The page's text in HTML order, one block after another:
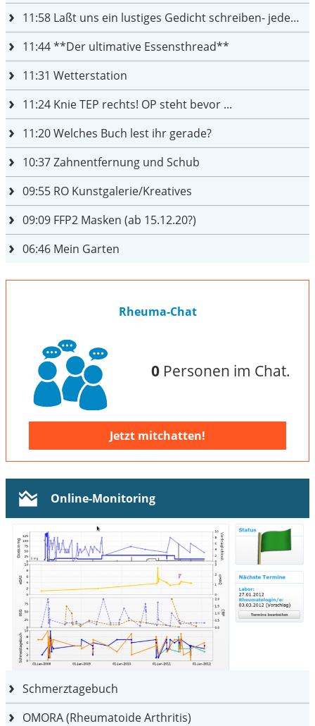
11:58 Laßt uns ein lustiges Gedicht schreiben- jeder einen Satz
11:44**Der ultimative Essensthread**
11:31 Wetterstation
11:24 Knie TEP rechts! OP steht bevor ...
11:20Welches Buch lest ihr gerade?
10:37Zahnentfernung und Schub
09:55 RO Kunstgalerie/Kreatives
09:09 FFP2 Masken (ab 15.12.20?)
06:46 Mein Garten
Rheuma-Chat
0Personen im Chat.
Jetzt mitchatten!
Online-Monitoring
Schmerztagebuch
OMORA (Rheumatoide Arthritis)